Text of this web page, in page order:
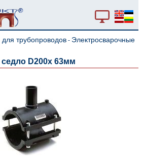
для трубопроводов - Электросварочные
D200x 63мм